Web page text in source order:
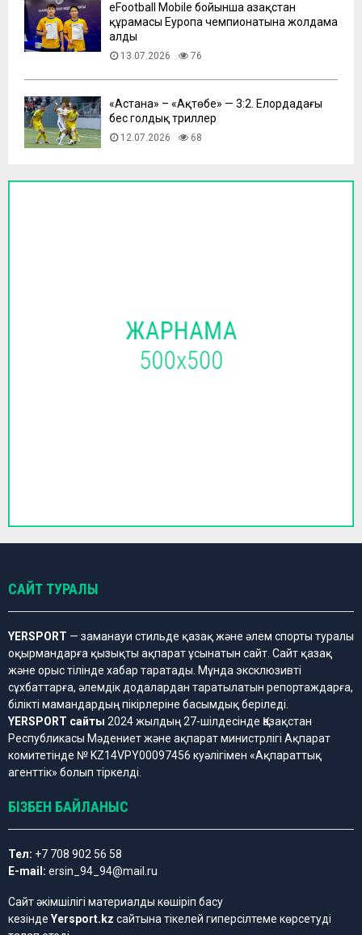
eFootball Mobile бойынша Қазақстан
құрамасы Еуропа чемпионатына жолдама
алды
13.07.2026 76
​«Астана» – «Ақтөбе» — 3:2. Елордадағы
бес голдық триллер
12.07.2026 68
САЙТ ТУРАЛЫ
YERSPORT — заманауи стильде қазақ және әлем спорты туралы
оқырмандарға қызықты ақпарат ұсынатын сайт. Сайт қазақ
және орыс тілінде хабар таратады. Мұнда эксклюзивті
сұхбаттарға, әлемдік додалардан таратылатын репортаждарға,
білікті мамандардың пікірлеріне басымдық беріледі.
YERSPORT сайты 2024 жылдың 27-шілдесінде Қазақстан
Республикасы Мәдениет және ақпарат министрлігі Ақпарат
комитетінде № KZ14VPY00097456 куәлігімен «Ақпараттық
агенттік» болып тіркелді.
БІЗБЕН БАЙЛАНЫС
Тел: +7 708 902 56 58
E-mail: ersin_94_94@mail.ru
Сайт әкімшілігі материалды көшіріп басу
кезінде Yersport.kz сайтына тікелей гиперсілтеме көрсетуді